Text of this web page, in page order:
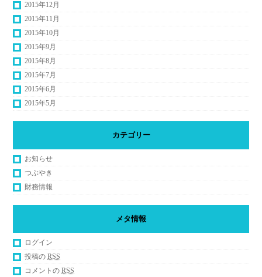
2015年12月
2015年11月
2015年10月
2015年9月
2015年8月
2015年7月
2015年6月
2015年5月
カテゴリー
お知らせ
つぶやき
財務情報
メタ情報
ログイン
投稿のRSS
コメントのRSS